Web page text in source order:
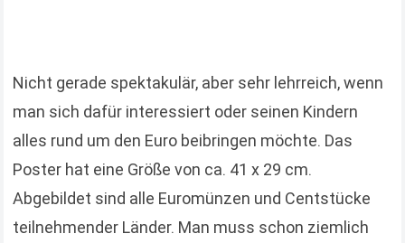
Nicht gerade spektakulär, aber sehr lehrreich, wenn
man sich dafür interessiert oder seinen Kindern
alles rund um den Euro beibringen möchte. Das
Poster hat eine Größe von ca. 41 x 29 cm.
Abgebildet sind alle Euromünzen und Centstücke
teilnehmender Länder. Man muss schon ziemlich